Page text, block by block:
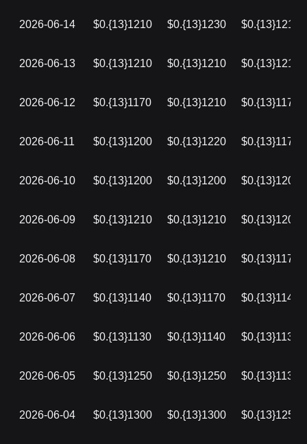
2026-06-14 $0.{13}1210 $0.{13}1230 $0.{13}1210
2026-06-13 $0.{13}1210 $0.{13}1210 $0.{13}1210
2026-06-12 $0.{13}1170 $0.{13}1210 $0.{13}1170
2026-06-11 $0.{13}1200 $0.{13}1220 $0.{13}1170
2026-06-10 $0.{13}1200 $0.{13}1200 $0.{13}1200
2026-06-09 $0.{13}1210 $0.{13}1210 $0.{13}1200
2026-06-08 $0.{13}1170 $0.{13}1210 $0.{13}1170
2026-06-07 $0.{13}1140 $0.{13}1170 $0.{13}1140
2026-06-06 $0.{13}1130 $0.{13}1140 $0.{13}1130
2026-06-05 $0.{13}1250 $0.{13}1250 $0.{13}1130
2026-06-04 $0.{13}1300 $0.{13}1300 $0.{13}1250